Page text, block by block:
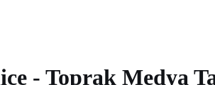
- Toprak Medya